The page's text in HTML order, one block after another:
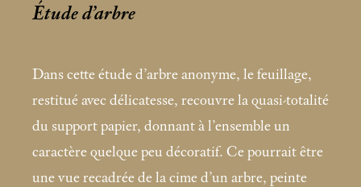
Étude d’arbre
Dans cette étude d’arbre anonyme, le feuillage,
restitué avec délicatesse, recouvre la quasi-totalité
du support papier, donnant à l’ensemble un
caractère quelque peu décoratif. Ce pourrait être
une vue recadrée de la cime d’un arbre, peinte